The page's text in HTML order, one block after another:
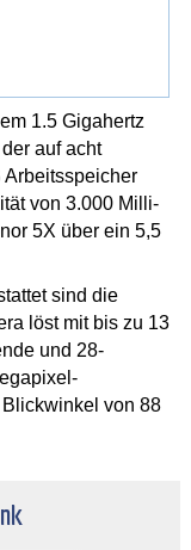
1.5 Gigahertz
auf acht
Arbeitsspeicher
von 3.000 Milli-
5X über ein 5,5
sind die
löst mit bis zu 13
und 28-
von 88